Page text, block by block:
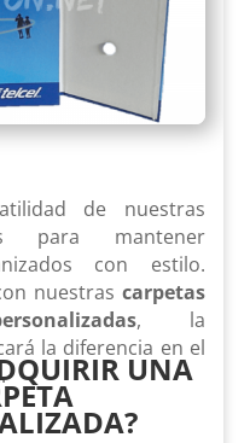
de nuestras
para mantener
con estilo.
nuestras carpetas
, la
la diferencia en el
UNA